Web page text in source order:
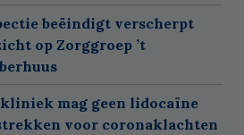
beëindigt verscherpt
op Zorggroep ’t
mag geen lidocaïne
voor coronaklachten